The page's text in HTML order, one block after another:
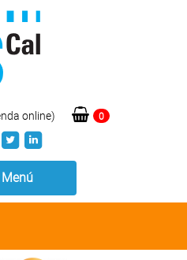
online) 0
Menú
navigation